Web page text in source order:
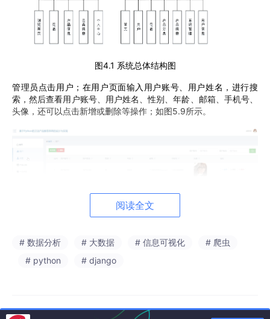
图4.1 系统总体结构图
管理员点击用户 ；在用户页面输入 用户账号、用户姓名， 进行搜
索 ，然后查看用户账号、用户姓名、性别、年龄、邮箱、手机号、
头像，还可以点击新增或删除等操作 ； 如图5.9所示。
图5
阅读全文
# 数据分析 # 大数据 # 信息可视化
# 爬虫
# python
# django